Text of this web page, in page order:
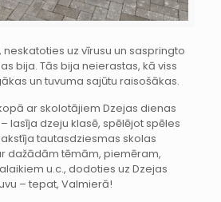
uz vīrusu un saspringto
bija. Tās bija neierastas, kā viss
un tuvuma sajūtu raisošākas.
ar skolotājiem Dzejas dienas
lasīja dzeju klasē, spēlējot spēles
tautasdziesmas skolas
dažādām tēmām, piemēram,
u.c., dodoties uz Dzejas
– tepat, Valmierā!